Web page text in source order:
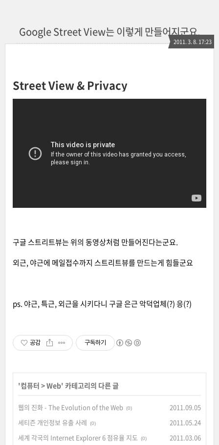
Google Street View는 이렇게 만들어지군요.
2011. 3. 8. 17:23
Street View & Privacy
구글 스트리트뷰는 위의 동영상처럼 만들어진다는군요.
외근, 야근에 메일접수까지 스트리트뷰를 만드는게 힘들군요
ps. 야근, 특근, 외근을 시키다니 구글 은근 악덕업체(?) 응(?)
공감 구독하기
'컴퓨터 >Web' 카테고리의 다른 글
웹의 진화 - The Evolution of the Web (0)
2011.09.05
세티즌 개인정보 유출 사례
(0)
2011.05.24
세계 각국의 Internet Explorer 6 점유율 지도
(0)
2011.03.06